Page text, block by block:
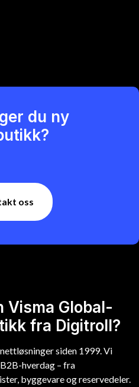
du ny
oss
Visma Global-
fra Digitroll?
siden 1999. Vi
hverdag – fra
byggevare og reservedeler.